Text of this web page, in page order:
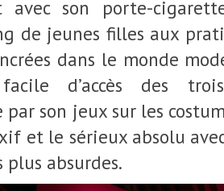
avec son porte-
de jeunes filles aux
dans le monde
d’accès des
par son jeux sur les
et le sérieux absolu
absurdes.